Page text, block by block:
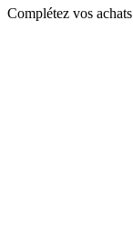
Complétez vos achats